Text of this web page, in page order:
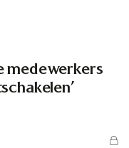
medewerkers